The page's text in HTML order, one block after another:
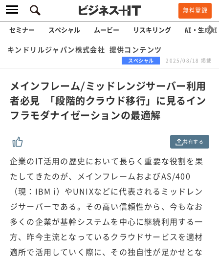
無料登録
セミナー スペシャル ムービー リスキリング AI・生成AI
キンドリルジャパン株式会社 提供コンテンツ
スペシャル 2025/08/18 掲載
メインフレーム/ミッドレンジサーバー利用
者必見 「段階的クラウド移行」に見るイン
フラモダナイゼーションの最適解
共有する
企業のIT活用の歴史において長らく重要な役割を果
たしてきたのが、メインフレームおよびAS/400
（現：IBM i）やUNIXなどに代表されるミッドレン
ジサーバーである。その高い信頼性から、今もなお
多くの企業が基幹システムを中心に継続利用する一
方、昨今主流となっているクラウドサービスを適材
適所で活用していく際に、その独自性が足かせとな